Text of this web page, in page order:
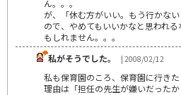
ん。。。
が、「休む方がいい。もう行かな
ので、やめてもいいかなと思われ
もしれません。。。
私がそうでした。
| 2008/02/12
私も保育園のころ、保育園に行きた
理由は「担任の先生が嫌いだったか